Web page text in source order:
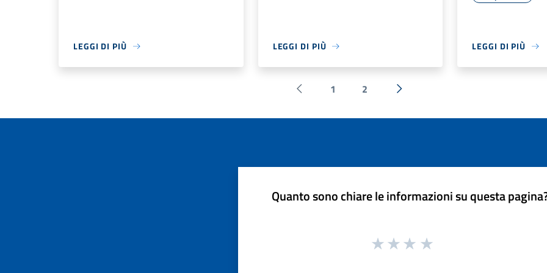
LEGGI DI PIÙ LEGGI DI PIÙ LEGGI DI PIÙ
Pagina precedente
1 2
Successiva »
Quanto sono chiare le informazioni su questa